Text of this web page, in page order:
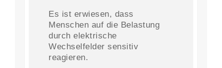
Es ist erwiesen, dass
Menschen auf die Belastung
durch elektrische
Wechselfelder sensitiv
reagieren.